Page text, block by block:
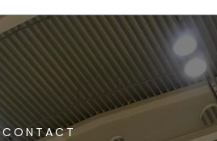
CONTACT